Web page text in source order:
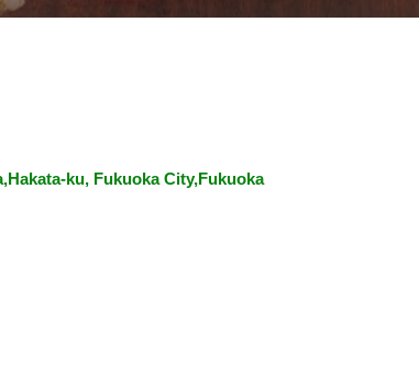
ku, Fukuoka City,Fukuoka